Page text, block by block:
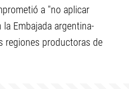
a "no aplicar
Embajada argentina-
regiones productoras de